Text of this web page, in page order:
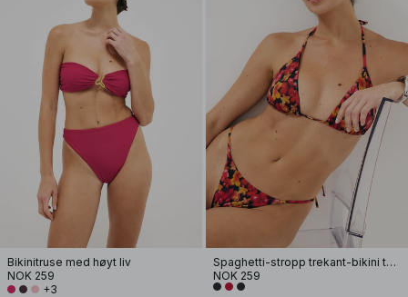
Bikinitruse med høyt liv
NOK 259
+3
Spaghetti-stropp trekant-bikini topp
NOK 259